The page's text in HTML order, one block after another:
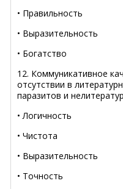
• Правильность
• Выразительность
• Богатство
12. Коммуникативное
отсутствии в
паразитов и
• Логичность
• Чистота
• Выразительность
• Точность